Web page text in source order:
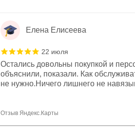
Елена Елисеева
22 июля
Остались довольны покупкой и
объяснили, показали. Как
не нужно.Ничего лишнего не
огромное спасибо Дмитрию, за
Отзыв Яндекс.Карты